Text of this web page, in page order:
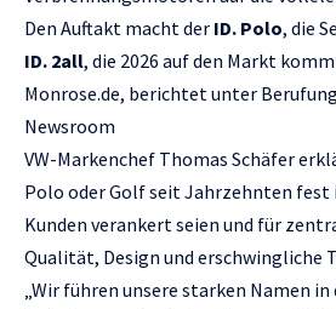
Den Auftakt macht der ID. Polo, die
ID. 2all, die 2026 auf den Markt
Мonrose.de, berichtet unter
Newsroom
VW-Markenchef Thomas Schäfer
Polo oder Golf seit Jahrzehnten fest
Kunden verankert seien und für
Qualität, Design und erschwingliche
„Wir führen unsere starken Namen in